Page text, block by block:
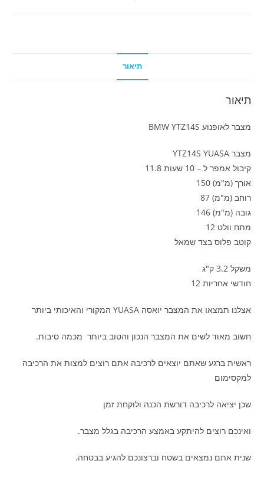
תיאור
תיאור
מצבר לאופנוע BMW YTZ14S
מצבר YTZ14S YUASA
קיבול אמפר ל – 10 שעות 11.8
אורך (מ"מ) 150
רוחב (מ"מ) 87
גובה (מ"מ) 146
מתח וולט 12
קוטב פלוס בצד שמאל
משקל 3.2 ק"ג
חודשי אחריות 12
אצלנו תמצאו את המצבר יואסה YUASA המקורי והאיכותי ביותר
חשוב מאוד לשים את המצבר הנכון והטוב ביותר מכמה סיבות.
ראשית ברגע שאתם יוצאים לרכיבה אתם רוצים למצות את הרכיבה
למקסימום
שכן יציאה לרכיבה דורשת הכנה ולוקחת זמן
ואינכם רוצים להיתקע באמצע הרכיבה בגלל מצבר.
שנית אתם נמצאים בשטח וברצונכם להגיע בבטחה.